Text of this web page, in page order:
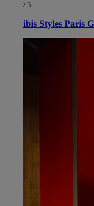
/ 5
ibis Styles Paris